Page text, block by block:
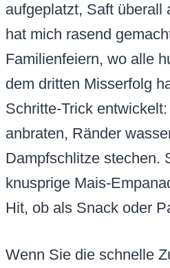
aufgeplatzt, Saft überall
hat mich rasend
Familienfeiern, wo alle
dem dritten Misserfolg
Schritte-Trick
anbraten, Ränder
Dampfschlitze stechen.
knusprige Mais-
Hit, ob als Snack oder
Wenn Sie die schnelle